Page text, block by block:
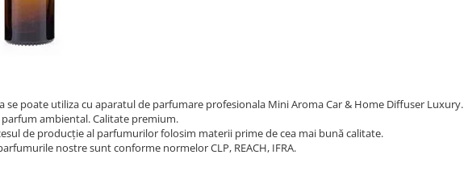
se poate utiliza cu aparatul de parfumare profesionala Mini Aroma Car & Home Diffuser Luxury.
parfum ambiental. Calitate premium.
de producție al parfumurilor folosim materii prime de cea mai bună calitate.
nostre sunt conforme normelor CLP, REACH, IFRA.